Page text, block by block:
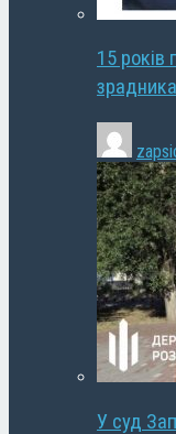
15 років
У суд